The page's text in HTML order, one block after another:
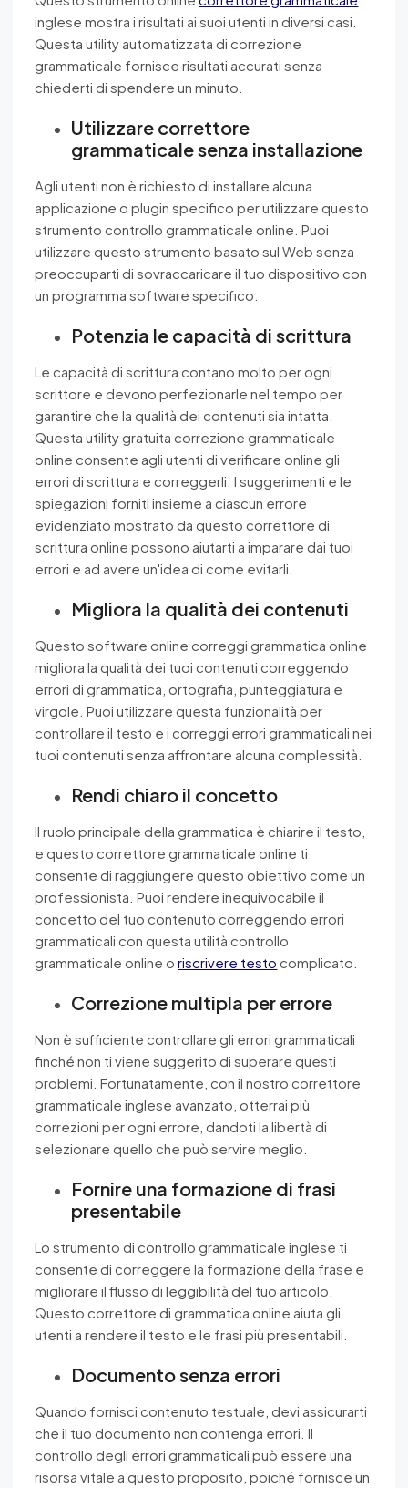
inglese mostra i risultati ai suoi utenti in diversi casi.
Questa utility automatizzata di correzione
grammaticale fornisce risultati accurati senza
chiederti di spendere un minuto.
Utilizzare correttore
grammaticale senza installazione
Agli utenti non è richiesto di installare alcuna
applicazione o plugin specifico per utilizzare questo
strumento controllo grammaticale online. Puoi
utilizzare questo strumento basato sul Web senza
preoccuparti di sovraccaricare il tuo dispositivo con
un programma software specifico.
Potenzia le capacità di scrittura
Le capacità di scrittura contano molto per ogni
scrittore e devono perfezionarle nel tempo per
garantire che la qualità dei contenuti sia intatta.
Questa utility gratuita correzione grammaticale
online consente agli utenti di verificare online gli
errori di scrittura e correggerli. I suggerimenti e le
spiegazioni forniti insieme a ciascun errore
evidenziato mostrato da questo correttore di
scrittura online possono aiutarti a imparare dai tuoi
errori e ad avere un'idea di come evitarli.
Migliora la qualità dei contenuti
Questo software online correggi grammatica online
migliora la qualità dei tuoi contenuti correggendo
errori di grammatica, ortografia, punteggiatura e
virgole. Puoi utilizzare questa funzionalità per
controllare il testo e i correggi errori grammaticali nei
tuoi contenuti senza affrontare alcuna complessità.
Rendi chiaro il concetto
Il ruolo principale della grammatica è chiarire il testo,
e questo correttore grammaticale online ti
consente di raggiungere questo obiettivo come un
professionista. Puoi rendere inequivocabile il
concetto del tuo contenuto correggendo errori
grammaticali con questa utilità controllo
grammaticale online oriscrivere testo complicato.
Correzione multipla per errore
Non è sufficiente controllare gli errori grammaticali
finché non ti viene suggerito di superare questi
problemi. Fortunatamente, con il nostro correttore
grammaticale inglese avanzato, otterrai più
correzioni per ogni errore, dandoti la libertà di
selezionare quello che può servire meglio.
Fornire una formazione di frasi
presentabile
Lo strumento di controllo grammaticale inglese ti
consente di correggere la formazione della frase e
migliorare il flusso di leggibilità del tuo articolo.
Questo correttore di grammatica online aiuta gli
utenti a rendere il testo e le frasi più presentabili.
Documento senza errori
Quando fornisci contenuto testuale, devi assicurarti
che il tuo documento non contenga errori. Il
controllo degli errori grammaticali può essere una
risorsa vitale a questo proposito, poiché fornisce un